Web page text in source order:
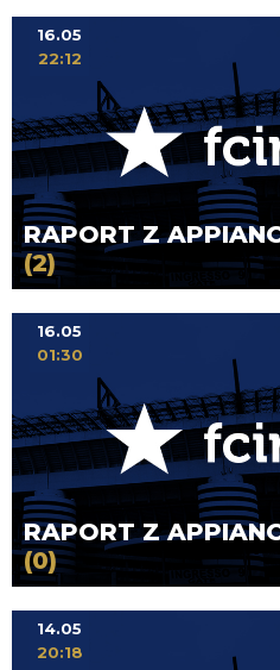
RAPORT Z
(2)
16.05
22:12
RAPORT Z
(0)
16.05
01:30
14.05
20:18